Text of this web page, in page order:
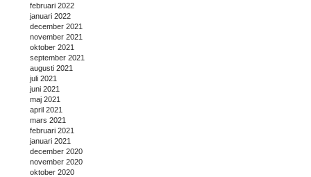
februari 2022
januari 2022
december 2021
november 2021
oktober 2021
september 2021
augusti 2021
juli 2021
juni 2021
maj 2021
april 2021
mars 2021
februari 2021
januari 2021
december 2020
november 2020
oktober 2020